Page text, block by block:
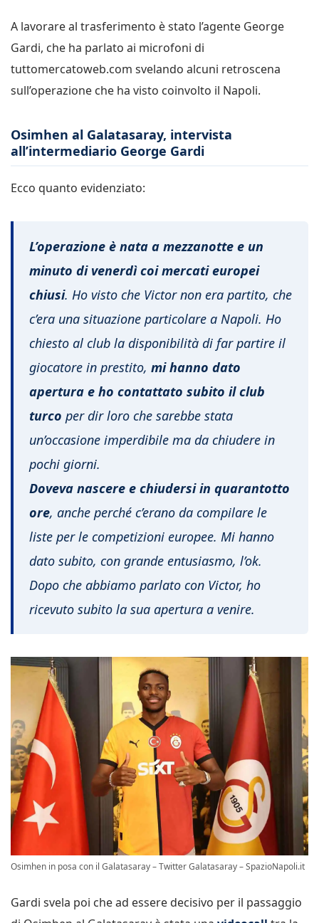
A lavorare al trasferimento è stato l’agente George
Gardi, che ha parlato ai microfoni di
tuttomercatoweb.com svelando alcuni retroscena
sull’operazione che ha visto coinvolto il Napoli.
Osimhen al Galatasaray, intervista
all’intermediario George Gardi
Ecco quanto evidenziato:
L’operazione è nata a mezzanotte e un
minuto di venerdì coi mercati europei
chiusi. Ho visto che Victor non era partito, che
c’era una situazione particolare a Napoli. Ho
chiesto al club la disponibilità di far partire il
giocatore in prestito, mi hanno dato
apertura e ho contattato subito il club
turco per dir loro che sarebbe stata
un’occasione imperdibile ma da chiudere in
pochi giorni.
Doveva nascere e chiudersi in quarantotto
ore, anche perché c’erano da compilare le
liste per le competizioni europee. Mi hanno
dato subito, con grande entusiasmo, l’ok.
Dopo che abbiamo parlato con Victor, ho
ricevuto subito la sua apertura a venire.
Osimhen in posa con il Galatasaray – Twitter Galatasaray – SpazioNapoli.it
Gardi svela poi che ad essere decisivo per il passaggio